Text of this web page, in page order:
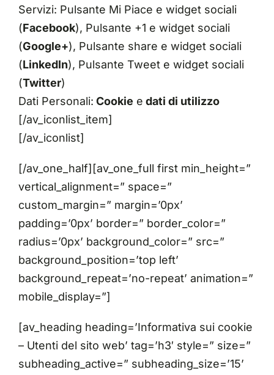
Servizi: Pulsante Mi Piace e widget sociali
(Facebook), Pulsante +1 e widget sociali
(Google+), Pulsante share e widget sociali
(LinkedIn), Pulsante Tweet e widget sociali
(Twitter)
Dati Personali: Cookie e dati di utilizzo
[/av_iconlist_item]
[/av_iconlist]
[/av_one_half][av_one_full first min_height=”
vertical_alignment=” space=”
custom_margin=” margin=’0px’
padding=’0px’ border=” border_color=”
radius=’0px’ background_color=” src=”
background_position=’top left’
background_repeat=’no-repeat’ animation=”
mobile_display=”]
[av_heading heading=’Informativa sui cookie
– Utenti del sito web’ tag=’h3′ style=” size=”
subheading_active=” subheading_size=’15’